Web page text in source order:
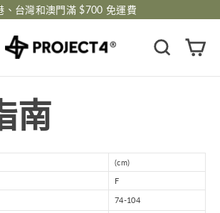
、台灣和澳門滿 $700 免運費
搜尋
南
(cm)
F
74-104